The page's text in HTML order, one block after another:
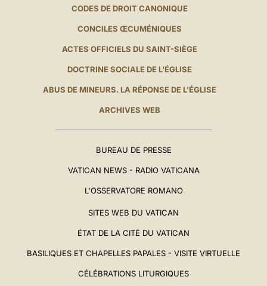
CODES DE DROIT CANONIQUE
CONCILES ŒCUMÉNIQUES
ACTES OFFICIELS DU SAINT-SIÈGE
DOCTRINE SOCIALE DE L'ÉGLISE
ABUS DE MINEURS. LA RÉPONSE DE L'ÉGLISE
ARCHIVES WEB
BUREAU DE PRESSE
VATICAN NEWS - RADIO VATICANA
L'OSSERVATORE ROMANO
SITES WEB DU VATICAN
ÉTAT DE LA CITÉ DU VATICAN
BASILIQUES ET CHAPELLES PAPALES - VISITE VIRTUELLE
CÉLÉBRATIONS LITURGIQUES